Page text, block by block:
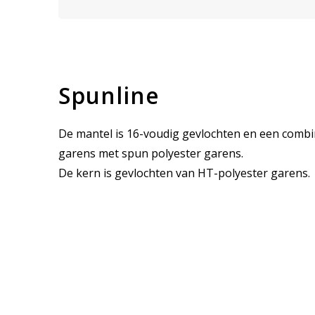
Spunline
De mantel is 16-voudig gevlochten en een
garens met spun polyester garens.
De kern is gevlochten van HT-polyester garens.